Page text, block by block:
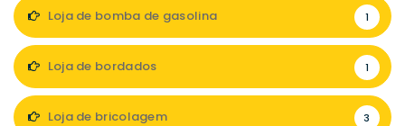
Loja de bomba de gasolina 1
Loja de bordados 1
Loja de bricolagem 3